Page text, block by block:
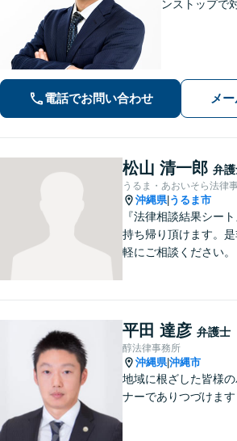
ンストップで
電話でお問い合わせ メ
松山 清一郎 弁
うるま・あおいそら法律
沖縄県| うるま市
『法律相談結果シー
持ち帰り頂けます。
軽にご相談ください。
平田 達彦 弁護士
醇法律事務所
沖縄県|沖縄市
地域に根ざした皆様の
ナーでありつづけます